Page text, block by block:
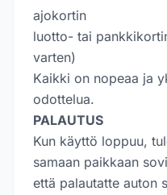
ajokortin
luotto- tai
varten)
Kaikki on nopeaa ja
odottelua.
PALAUTUS
Kun käyttö loppuu,
samaan paikkaan
että palautatte auton